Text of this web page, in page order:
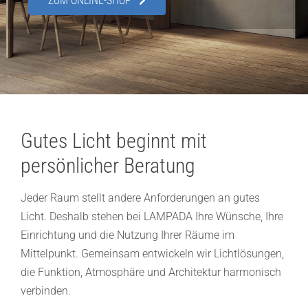
Showroom
Über uns
Kontakt
Gutes Licht beginnt mit
persönlicher Beratung
Jeder Raum stellt andere Anforderungen an gutes
Licht. Deshalb stehen bei LAMPADA Ihre Wünsche, Ihre
Einrichtung und die Nutzung Ihrer Räume im
Mittelpunkt. Gemeinsam entwickeln wir Lichtlösungen,
die Funktion, Atmosphäre und Architektur harmonisch
verbinden.